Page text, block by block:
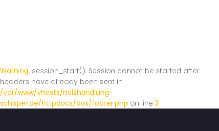
Warning: session_start(): Session cannot be started after
headers have already been sent in
/var/www/vhosts/holzhandlung-
schaper.de/httpdocs/box/footer.php on line 3